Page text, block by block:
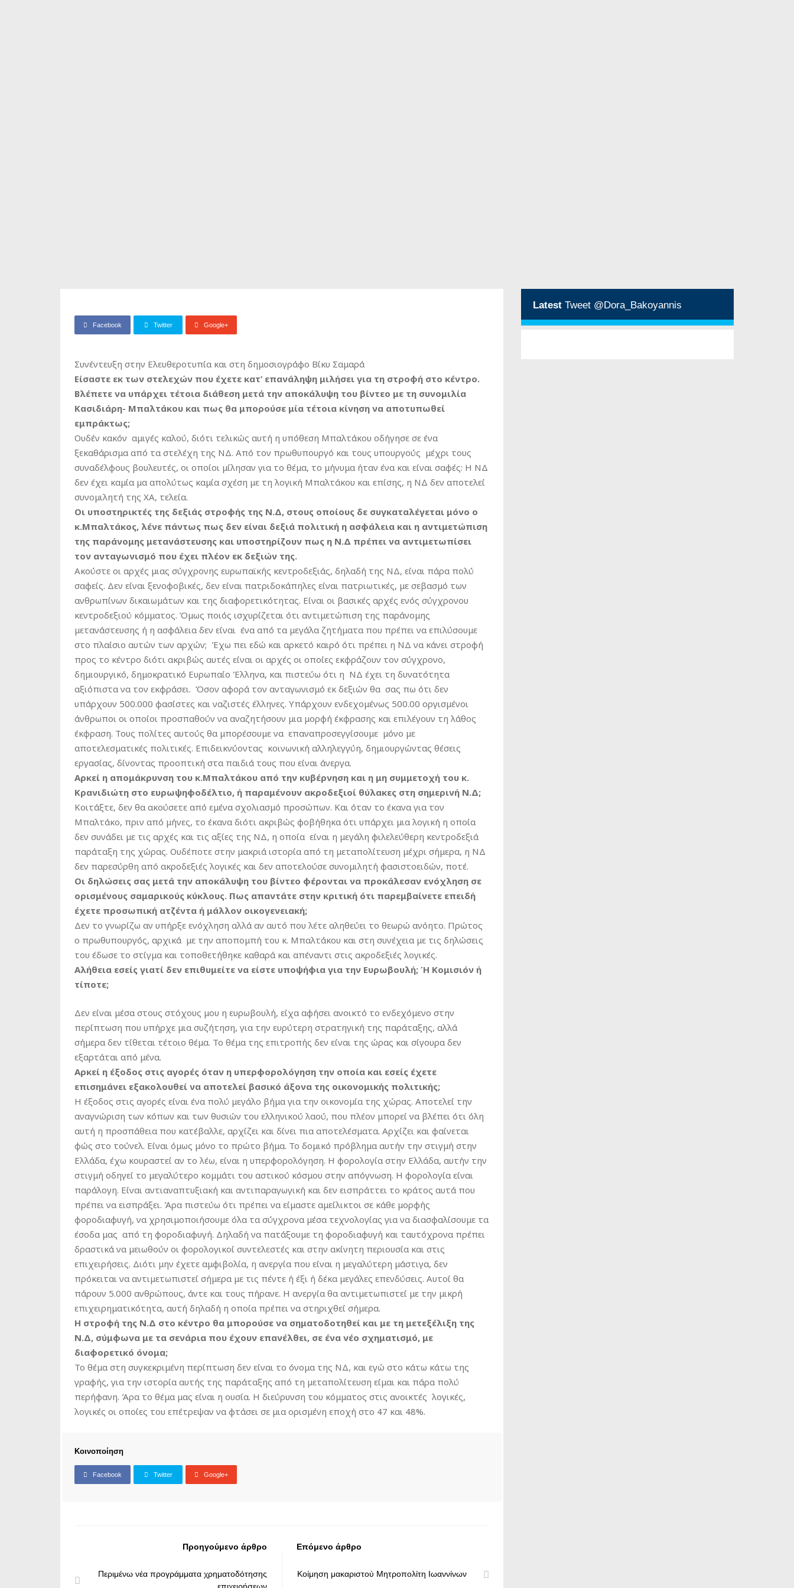
Facebook Twitter Google+
Συνέντευξη στην Ελευθεροτυπία και στη δημοσιογράφο Βίκυ Σαμαρά
Είσαστε εκ των στελεχών που έχετε κατ’ επανάληψη μιλήσει για τη στροφή στο κέντρο.
Βλέπετε να υπάρχει τέτοια διάθεση μετά την αποκάλυψη του βίντεο με τη συνομιλία
Κασιδιάρη- Μπαλτάκου και πως θα μπορούσε μία τέτοια κίνηση να αποτυπωθεί
εμπράκτως;
Oυδέν κακόν αμιγές καλού, διότι τελικώς αυτή η υπόθεση Μπαλτάκου οδήγησε σε ένα
ξεκαθάρισμα από τα στελέχη της ΝΔ. Από τον πρωθυπουργό και τους υπουργούς μέχρι τους
συναδέλφους βουλευτές, οι οποίοι μίλησαν για το θέμα, το μήνυμα ήταν ένα και είναι σαφές: H ΝΔ
δεν έχει καμία μα απολύτως καμία σχέση με τη λογική Μπαλτάκου και επίσης, η ΝΔ δεν αποτελεί
συνομιλητή της ΧΑ, τελεία.
Οι υποστηρικτές της δεξιάς στροφής της Ν.Δ, στους οποίους δε συγκαταλέγεται μόνο ο
κ.Μπαλτάκος, λένε πάντως πως δεν είναι δεξιά πολιτική η ασφάλεια και η αντιμετώπιση
της παράνομης μετανάστευσης και υποστηρίζουν πως η Ν.Δ πρέπει να αντιμετωπίσει
τον ανταγωνισμό που έχει πλέον εκ δεξιών της.
Ακούστε οι αρχές μιας σύγχρονης ευρωπαϊκής κεντροδεξιάς, δηλαδή της ΝΔ, είναι πάρα πολύ
σαφείς. Δεν είναι ξενοφοβικές, δεν είναι πατριδοκάπηλες είναι πατριωτικές, με σεβασμό των
ανθρωπίνων δικαιωμάτων και της διαφορετικότητας. Είναι οι βασικές αρχές ενός σύγχρονου
κεντροδεξιού κόμματος. Όμως ποιός ισχυρίζεται ότι αντιμετώπιση της παράνομης
μετανάστευσης ή η ασφάλεια δεν είναι ένα από τα μεγάλα ζητήματα που πρέπει να επιλύσουμε
στο πλαίσιο αυτών των αρχών; Έχω πει εδώ και αρκετό καιρό ότι πρέπει η ΝΔ να κάνει στροφή
προς το κέντρο διότι ακριβώς αυτές είναι οι αρχές οι οποίες εκφράζουν τον σύγχρονο,
δημιουργικό, δημοκρατικό Ευρωπαίο Έλληνα, και πιστεύω ότι η ΝΔ έχει τη δυνατότητα
αξιόπιστα να τον εκφράσει. Όσον αφορά τον ανταγωνισμό εκ δεξιών θα σας πω ότι δεν
υπάρχουν 500.000 φασίστες και ναζιστές έλληνες. Υπάρχουν ενδεχομένως 500.00 οργισμένοι
άνθρωποι οι οποίοι προσπαθούν να αναζητήσουν μια μορφή έκφρασης και επιλέγουν τη λάθος
έκφραση. Τους πολίτες αυτούς θα μπορέσουμε να επαναπροσεγγίσουμε μόνο με
αποτελεσματικές πολιτικές. Επιδεικνύοντας κοινωνική αλληλεγγύη, δημιουργώντας θέσεις
εργασίας, δίνοντας προοπτική στα παιδιά τους που είναι άνεργα.
Αρκεί η απομάκρυνση του κ.Μπαλτάκου από την κυβέρνηση και η μη συμμετοχή του κ.
Κρανιδιώτη στο ευρωψηφοδέλτιο, ή παραμένουν ακροδεξιοί θύλακες στη σημερινή Ν.Δ;
Κοιτάξτε, δεν θα ακούσετε από εμένα σχολιασμό προσώπων. Και όταν το έκανα για τον
Μπαλτάκο, πριν από μήνες, το έκανα διότι ακριβώς φοβήθηκα ότι υπάρχει μια λογική η οποία
δεν συνάδει με τις αρχές και τις αξίες της ΝΔ, η οποία είναι η μεγάλη φιλελεύθερη κεντροδεξιά
παράταξη της χώρας. Ουδέποτε στην μακριά ιστορία από τη μεταπολίτευση μέχρι σήμερα, η ΝΔ
δεν παρεσύρθη από ακροδεξιές λογικές και δεν αποτελούσε συνομιλητή φασιστοειδών, ποτέ.
Οι δηλώσεις σας μετά την αποκάλυψη του βίντεο φέρονται να προκάλεσαν ενόχληση σε
ορισμένους σαμαρικούς κύκλους. Πως απαντάτε στην κριτική ότι παρεμβαίνετε επειδή
έχετε προσωπική ατζέντα ή μάλλον οικογενειακή;
Δεν το γνωρίζω αν υπήρξε ενόχληση αλλά αν αυτό που λέτε αληθεύει το θεωρώ ανόητο. Πρώτος
ο πρωθυπουργός, αρχικά με την αποπομπή του κ. Μπαλτάκου και στη συνέχεια με τις δηλώσεις
του έδωσε το στίγμα και τοποθετήθηκε καθαρά και απέναντι στις ακροδεξιές λογικές.
Αλήθεια εσείς γιατί δεν επιθυμείτε να είστε υποψήφια για την Ευρωβουλή; Ή Κομισιόν ή
τίποτε;
Δεν είναι μέσα στους στόχους μου η ευρωβουλή, είχα αφήσει ανοικτό το ενδεχόμενο στην
περίπτωση που υπήρχε μια συζήτηση, για την ευρύτερη στρατηγική της παράταξης, αλλά
σήμερα δεν τίθεται τέτοιο θέμα. Το θέμα της επιτροπής δεν είναι της ώρας και σίγουρα δεν
εξαρτάται από μένα.
Αρκεί η έξοδος στις αγορές όταν η υπερφορολόγηση την οποία και εσείς έχετε
επισημάνει εξακολουθεί να αποτελεί βασικό άξονα της οικονομικής πολιτικής;
Η έξοδος στις αγορές είναι ένα πολύ μεγάλο βήμα για την οικονομία της χώρας. Αποτελεί την
αναγνώριση των κόπων και των θυσιών του ελληνικού λαού, που πλέον μπορεί να βλέπει ότι όλη
αυτή η προσπάθεια που κατέβαλλε, αρχίζει και δίνει πια αποτελέσματα. Αρχίζει και φαίνεται
φώς στο τούνελ. Είναι όμως μόνο το πρώτο βήμα. Το δομικό πρόβλημα αυτήν την στιγμή στην
Ελλάδα, έχω κουραστεί αν το λέω, είναι η υπερφορολόγηση. Η φορολογία στην Ελλάδα, αυτήν την
στιγμή οδηγεί το μεγαλύτερο κομμάτι του αστικού κόσμου στην απόγνωση. Η φορολογία είναι
παράλογη. Είναι αντιαναπτυξιακή και αντιπαραγωγική και δεν εισπράττει το κράτος αυτά που
πρέπει να εισπράξει. Άρα πιστεύω ότι πρέπει να είμαστε αμείλικτοι σε κάθε μορφής
φοροδιαφυγή, να χρησιμοποιήσουμε όλα τα σύγχρονα μέσα τεχνολογίας για να διασφαλίσουμε τα
έσοδα μας από τη φοροδιαφυγή. Δηλαδή να πατάξουμε τη φοροδιαφυγή και ταυτόχρονα πρέπει
δραστικά να μειωθούν οι φορολογικοί συντελεστές και στην ακίνητη περιουσία και στις
επιχειρήσεις. Διότι μην έχετε αμφιβολία, η ανεργία που είναι η μεγαλύτερη μάστιγα, δεν
πρόκειται να αντιμετωπιστεί σήμερα με τις πέντε ή έξι ή δέκα μεγάλες επενδύσεις. Αυτοί θα
πάρουν 5.000 ανθρώπους, άντε και τους πήρανε. Η ανεργία θα αντιμετωπιστεί με την μικρή
επιχειρηματικότητα, αυτή δηλαδή η οποία πρέπει να στηριχθεί σήμερα.
Η στροφή της Ν.Δ στο κέντρο θα μπορούσε να σηματοδοτηθεί και με τη μετεξέλιξη της
Ν.Δ, σύμφωνα με τα σενάρια που έχουν επανέλθει, σε ένα νέο σχηματισμό, με
διαφορετικό όνομα;
Το θέμα στη συγκεκριμένη περίπτωση δεν είναι το όνομα της ΝΔ, και εγώ στο κάτω κάτω της
γραφής, για την ιστορία αυτής της παράταξης από τη μεταπολίτευση είμαι και πάρα πολύ
περήφανη. Άρα το θέμα μας είναι η ουσία. Η διεύρυνση του κόμματος στις ανοικτές λογικές,
λογικές οι οποίες του επέτρεψαν να φτάσει σε μια ορισμένη εποχή στο 47 και 48%.
Κοινοποίηση
Facebook Twitter Google+
Προηγούμενο άρθρο
Περιμένω νέα προγράμματα χρηματοδότησης
Επόμενο άρθρο
Κοίμηση μακαριστού Μητροπολίτη Ιωαννίνων
Latest Tweet @Dora_Bakoyannis